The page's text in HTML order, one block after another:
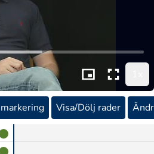
Visa/Dölj rader